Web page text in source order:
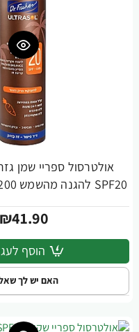
אולטרסול ספריי שמן
SPF20 להגנה מהשמש 200 מ"ל - ד"ר פישר
₪41.90
הוסף
האם יש לך